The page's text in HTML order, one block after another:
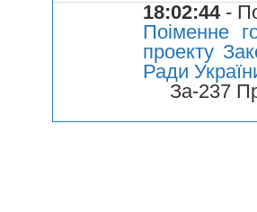
18:02:44-
Поіменне
проекту
Ради
За-237